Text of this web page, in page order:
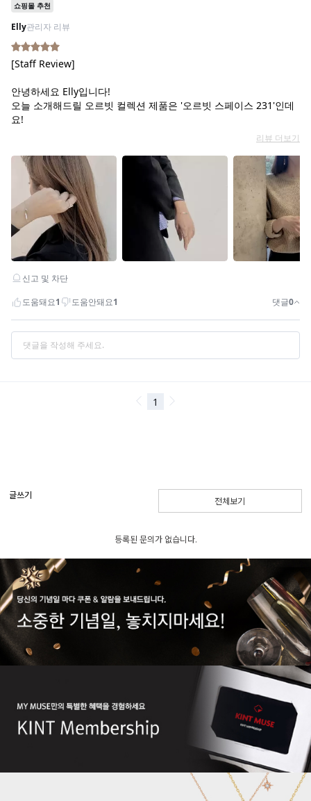
글쓰기
전체보기
등록된 문의가 없습니다.